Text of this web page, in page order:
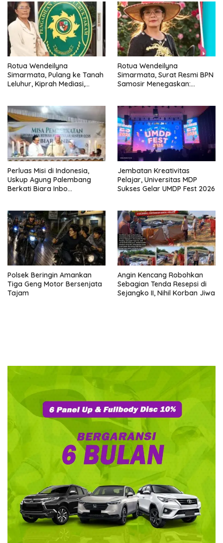
Rotua Wendeilyna
Simarmata, Pulang ke Tanah
Leluhur, Kiprah Mediasi,
Batak
Rotua Wendeilyna
Simarmata, Surat Resmi BPN
Samosir Menegaskan:
dalam Sengketa Lumban Silo
Perluas Misi di Indonesia,
Uskup Agung Palembang
Berkati Biara Inbo
Jembatan Kreativitas
Pelajar, Universitas MDP
Sukses Gelar UMDP Fest 2026
Polsek Beringin Amankan
Tiga Geng Motor Bersenjata
Tajam
Angin Kencang Robohkan
Sebagian Tenda Resepsi di
Sejangko II, Nihil Korban Jiwa